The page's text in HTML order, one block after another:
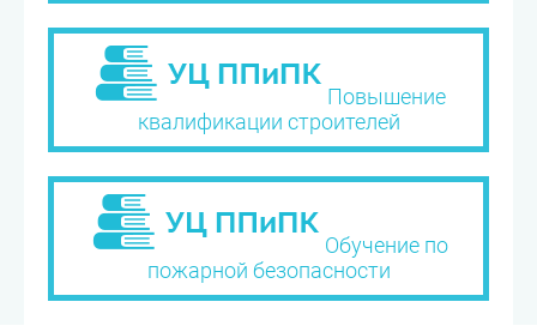
Повышение
квалификации строителей
Обучение по
пожарной безопасности